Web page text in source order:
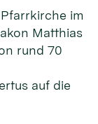
im
Matthias
rund 70
auf die